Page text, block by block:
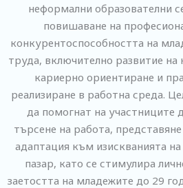
неформални образователни
повишаване на
конкурентоспособността на
труда, включително развитие
кариерно ориентиране и
реализиране в работна среда.
да помогнат на участниците
търсене на работа,
адаптация към изискванията
пазар, като се стимулира
заетостта на младежите до 29